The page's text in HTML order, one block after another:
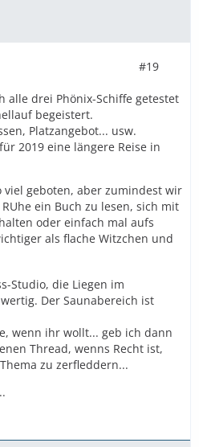
#19
alle drei Phönix-Schiffe getestet
begeistert.
Platzangebot... usw.
2019 eine längere Reise in
geboten, aber zumindest wir
ein Buch zu lesen, sich mit
oder einfach mal aufs
als flache Witzchen und
Studio, die Liegen im
Der Saunabereich ist
wenn ihr wollt... geb ich dann
Thread, wenns Recht ist,
zu zerfleddern...